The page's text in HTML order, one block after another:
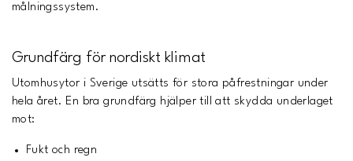
målningssystem.
Grundfärg för nordiskt klimat
Utomhusytor i Sverige utsätts för stora påfrestningar under
hela året. En bra grundfärg hjälper till att skydda underlaget
mot:
Fukt och regn